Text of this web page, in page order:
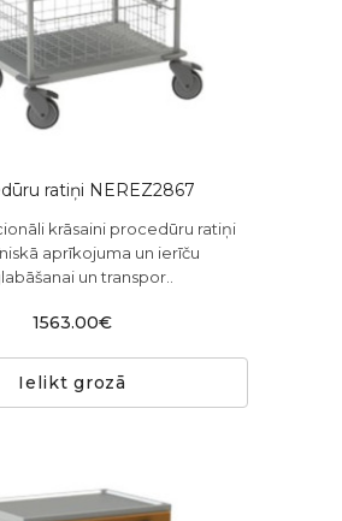
ratiņi NEREZ2867
krāsaini procedūru ratiņi
aprīkojuma un ierīču
un transpor..
1563.00€
Ielikt grozā